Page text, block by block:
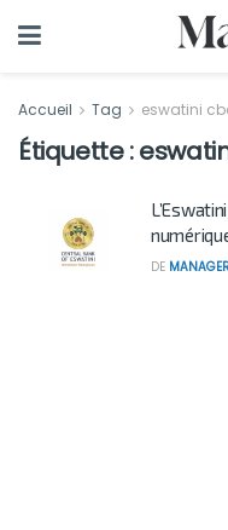
Accueil Tag eswatini
Étiquette :
DE